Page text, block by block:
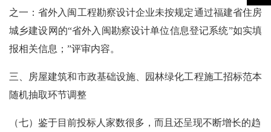
之一：省外入闽工程勘察设计企业未按规定通过福建省住房
城乡建设网的“省外入闽勘察设计单位信息登记系统”如实填
报相关信息；”评审内容。
三、房屋建筑和市政基础设施、园林绿化工程施工招标范本
随机抽取环节调整
（七）鉴于目前投标人家数很多，而且还呈现不断增长的趋